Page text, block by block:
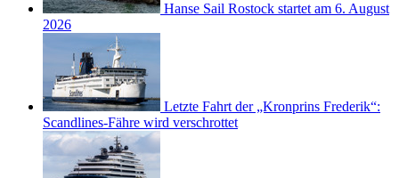
Hanse Sail Rostock startet am 6. August
2026
Letzte Fahrt der „Kronprins Frederik“:
Scandlines-Fähre wird verschrottet